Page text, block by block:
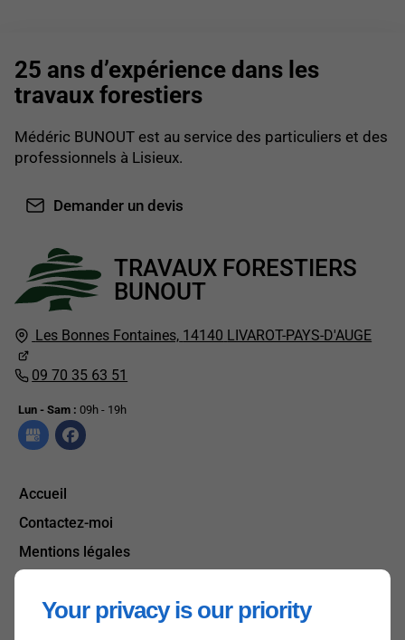
Your privacy is our priority
TRAVAUX FORESTIERS
BUNOUT
Les Bonnes Fontaines, 14140 LIVAROT-PAYS-D'AUGE
09 70 35 63 51
Lun - Sam : 09h - 19h
Accueil
Contactez-moi
Mentions légales
25 ans d’expérience dans les
travaux forestiers
Médéric BUNOUT est au service des particuliers et des
professionnels à Lisieux.
Demander un devis